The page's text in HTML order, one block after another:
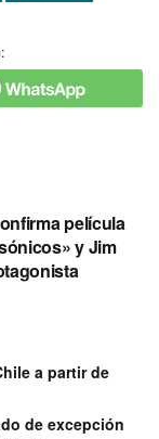
película
y Jim
a partir de
de excepción